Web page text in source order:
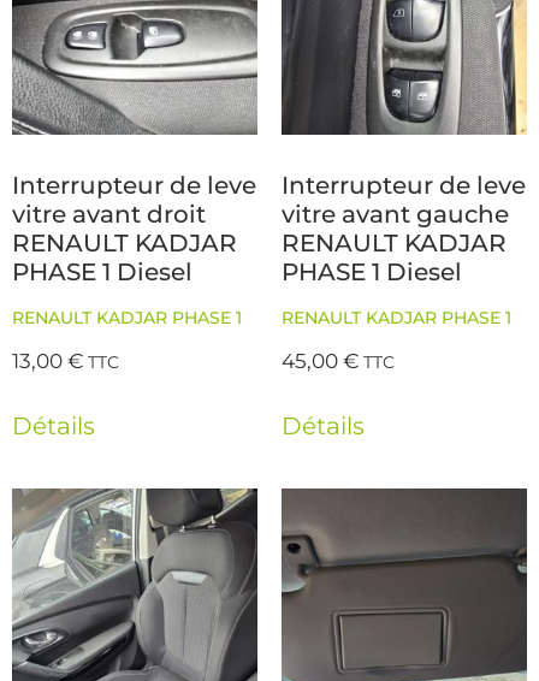
Interrupteur de leve
vitre avant droit
RENAULT KADJAR
PHASE 1 Diesel
RENAULT KADJAR PHASE 1
13,00€ TTC
Détails
Interrupteur de leve
vitre avant gauche
RENAULT KADJAR
PHASE 1 Diesel
RENAULT KADJAR PHASE 1
45,00€ TTC
Détails